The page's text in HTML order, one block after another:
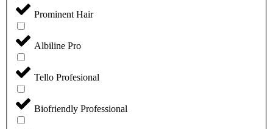
Prominent Hair
Albiline Pro
Tello Profesional
Biofriendly Professional